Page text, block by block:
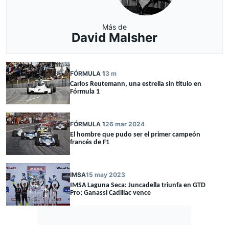
Más de
David Malsher
FÓRMULA 13 m
Carlos Reutemann, una estrella sin título en
Fórmula 1
FÓRMULA 126 mar 2024
El hombre que pudo ser el primer campeón
francés de F1
IMSA15 may 2023
IMSA Laguna Seca: Juncadella triunfa en GTD
Pro; Ganassi Cadillac vence